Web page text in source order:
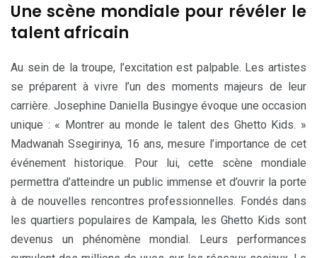
Une scène mondiale pour révéler le
talent africain
Au sein de la troupe, l’excitation est palpable. Les artistes
se préparent à vivre l’un des moments majeurs de leur
carrière. Josephine Daniella Busingye évoque une occasion
unique : « Montrer au monde le talent des Ghetto Kids. »
Madwanah Ssegirinya, 16 ans, mesure l’importance de cet
événement historique. Pour lui, cette scène mondiale
permettra d’atteindre un public immense et d’ouvrir la porte
à de nouvelles rencontres professionnelles. Fondés dans
les quartiers populaires de Kampala, les Ghetto Kids sont
devenus un phénomène mondial. Leurs performances